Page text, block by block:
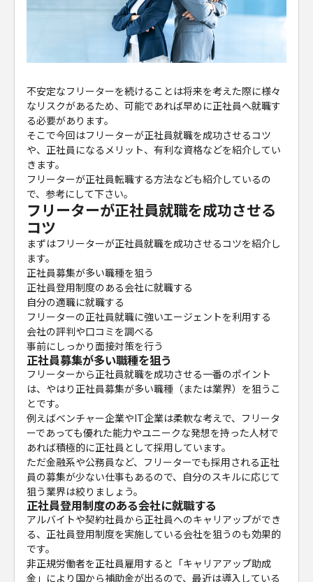
不安定なフリーターを続けることは将来を考えた際に様々
なリスクがあるため、可能であれば早めに正社員へ就職す
る必要があります。
そこで今回はフリーターが正社員就職を成功させるコツ
や、正社員になるメリット、有利な資格などを紹介してい
きます。
フリーターが正社員転職する方法なども紹介しているの
で、参考にして下さい。
フリーターが正社員就職を成功させる
コツ
まずはフリーターが正社員就職を成功させるコツを紹介し
ます。
正社員募集が多い職種を狙う
正社員登用制度のある会社に就職する
自分の適職に就職する
フリーターの正社員就職に強いエージェントを利用する
会社の評判や口コミを調べる
事前にしっかり面接対策を行う
正社員募集が多い職種を狙う
フリーターから正社員就職を成功させる一番のポイント
は、やはり正社員募集が多い職種（または業界）を狙うこ
とです。
例えばベンチャー企業やIT企業は柔軟な考えで、フリータ
ーであっても優れた能力やユニークな発想を持った人材で
あれば積極的に正社員として採用しています。
ただ金融系や公務員など、フリーターでも採用される正社
員の募集が少ない仕事もあるので、自分のスキルに応じて
狙う業界は絞りましょう。
正社員登用制度のある会社に就職する
アルバイトや契約社員から正社員へのキャリアップができ
る、正社員登用制度を実施している会社を狙うのも効果的
です。
非正規労働者を正社員雇用すると「キャリアアップ助成
金」により国から補助金が出るので、最近は導入している